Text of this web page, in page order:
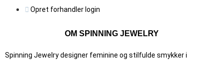
Opret forhandler login
OM SPINNING JEWELRY
Spinning Jewelry designer feminine og stilfulde smykker i